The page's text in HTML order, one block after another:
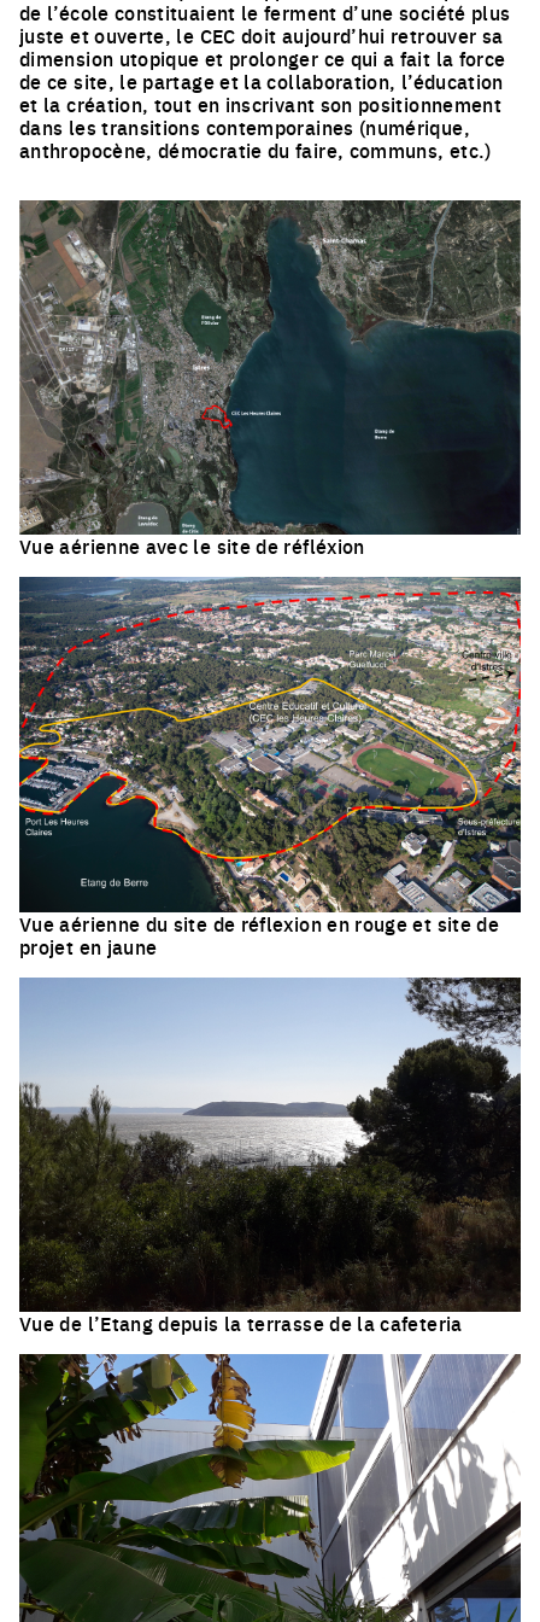
de l’école constituaient le ferment d’une société plus
juste et ouverte, le CEC doit aujourd’hui retrouver sa
dimension utopique et prolonger ce qui a fait la force
de ce site, le partage et la collaboration, l’éducation
et la création, tout en inscrivant son positionnement
dans les transitions contemporaines (numérique,
anthropocène, démocratie du faire, communs, etc.)
Vue aérienne avec le site de réfléxion
Vue aérienne du site de réflexion en rouge et site de
projet en jaune
Vue de l’Etang depuis la terrasse de la cafeteria